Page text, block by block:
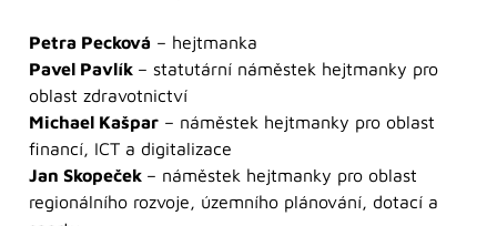
Petra Pecková – hejtmanka
Pavel Pavlík – statutární náměstek hejtmanky pro
oblast zdravotnictví
Michael Kašpar – náměstek hejtmanky pro oblast
financí, ICT a digitalizace
Jan Skopeček – náměstek hejtmanky pro oblast
regionálního rozvoje, územního plánování, dotací a